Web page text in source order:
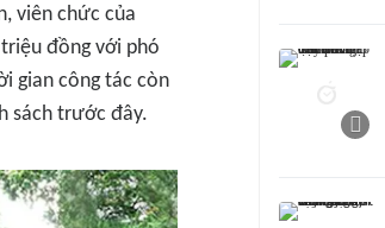
viên chức của
đồng với phó
gian công tác còn
sách trước đây.